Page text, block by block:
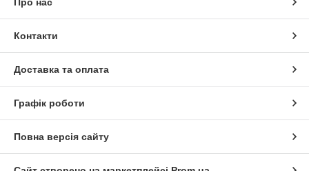
Про нас
Контакти
Доставка та оплата
Графік роботи
Повна версія сайту